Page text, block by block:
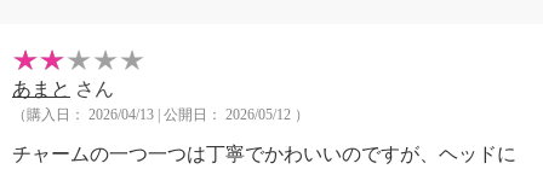
あまと さん
（購入日： 2026/04/13 | 公開日： 2026/05/12 ）
チャームの一つ一つは丁寧でかわいいのですが、ヘッドに